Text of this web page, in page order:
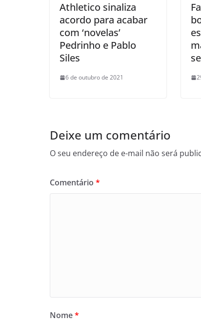
Athletico sinaliza
acordo para acabar
com ‘novelas’
Pedrinho e Pablo
Siles
6 de outubro de 2021
Deixe um comentário
O seu endereço de e-mail não será
Comentário *
Nome*